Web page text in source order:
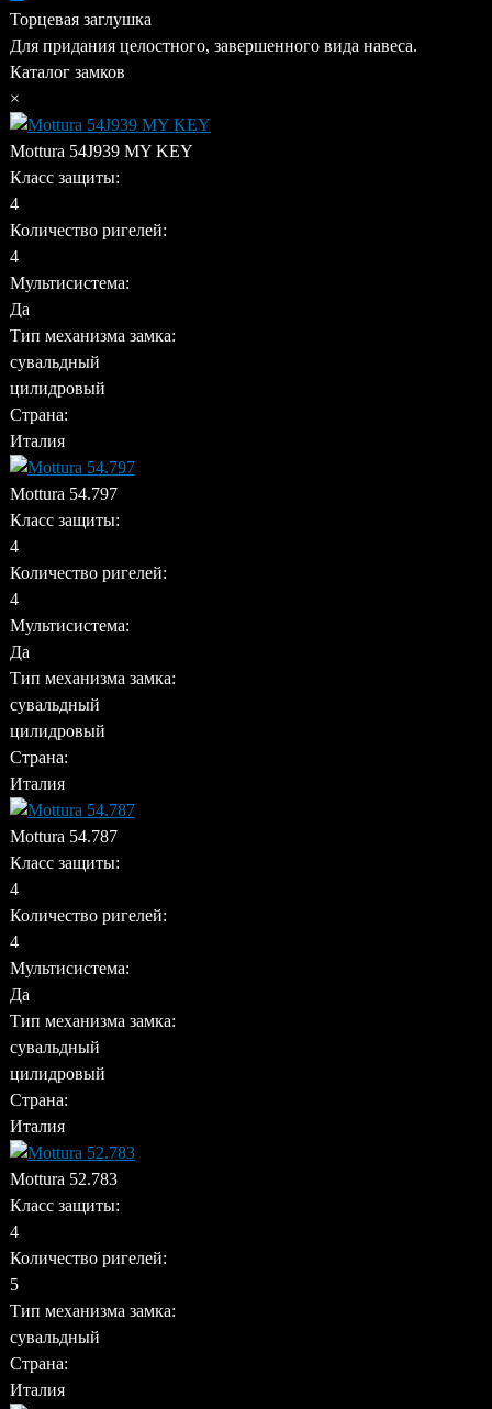
Торцевая заглушка
Для придания целостного, завершенного вида навеса.
Каталог замков
×
Mottura 54J939 MY KEY
Класс защиты:
4
Количество ригелей:
4
Мультисистема:
Да
Тип механизма замка:
сувальдный
цилидровый
Страна:
Италия
Mottura 54.797
Класс защиты:
4
Количество ригелей:
4
Мультисистема:
Да
Тип механизма замка:
сувальдный
цилидровый
Страна:
Италия
Mottura 54.787
Класс защиты:
4
Количество ригелей:
4
Мультисистема:
Да
Тип механизма замка:
сувальдный
цилидровый
Страна:
Италия
Mottura 52.783
Класс защиты:
4
Количество ригелей:
5
Тип механизма замка:
сувальдный
Страна:
Италия